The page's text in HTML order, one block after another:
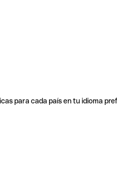
para cada país en tu idioma